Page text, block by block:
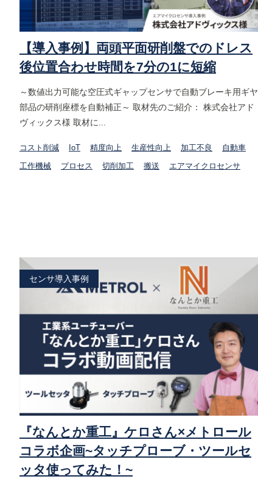
【導入事例】両頭平面研削盤でのドレス
後位置合わせ時間を7分の1に短縮
～数値出力可能な空圧式ギャップセンサで自動ブレーキ用ギヤ
部品の研削座標を自動補正～ 取材先のご紹介： 株式会社アド
ヴィックス様 取材に...
コスト削減 IoT 精度向上 生産性向上 加工不良
自動車
工作機械
プロセス 切削加工 搬送 エアマイクロセンサ
センサ導入事例
『なんとか重工』ケロさん×メトロール
コラボ企画~タッチプローブ・ツールセ
ッタ使ってみた！~